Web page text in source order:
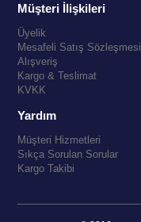
Müşteri İlişkileri
Üyelik
Mesafeli Satış Sözleşmesi
Alışveriş
Kargo & Teslimat
KVKK
Yardım
Müşteri Hizmetleri
Sıkça Sorulan Sorular
Kargo Takibi